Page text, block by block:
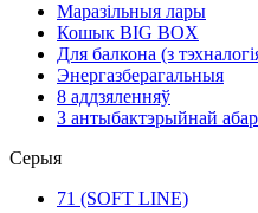
Маразільныя лары
Кошык BIG BOX
Для балкона (з
Энергазберагальныя
8 аддзяленняў
З антыбактэрыйнай
Серыя
71 (SOFT LINE)